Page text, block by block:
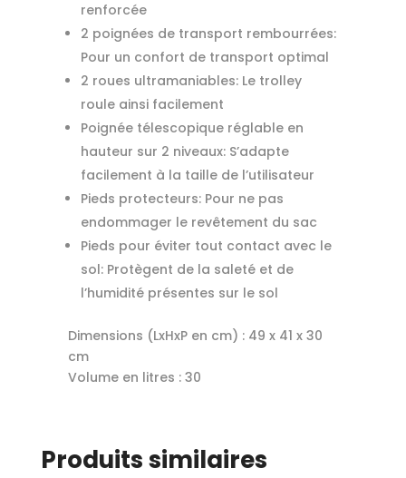
renforcée
2 poignées de transport rembourrées:
Pour un confort de transport optimal
2 roues ultramaniables: Le trolley
roule ainsi facilement
Poignée télescopique réglable en
hauteur sur 2 niveaux: S’adapte
facilement à la taille de l’utilisateur
Pieds protecteurs: Pour ne pas
endommager le revêtement du sac
Pieds pour éviter tout contact avec le
sol: Protègent de la saleté et de
l’humidité présentes sur le sol
Dimensions (LxHxP en cm) :49 x 41 x 30
cm
Volume en litres :30
Produits similaires